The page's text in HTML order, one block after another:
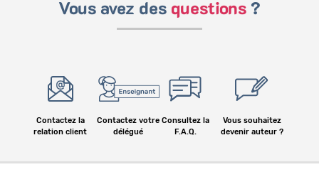
Vous avez des questions ?
Contactez la
relation client
Contactez votre
délégué
Consultez la
F.A.Q.
Vous souhaitez
devenir auteur ?